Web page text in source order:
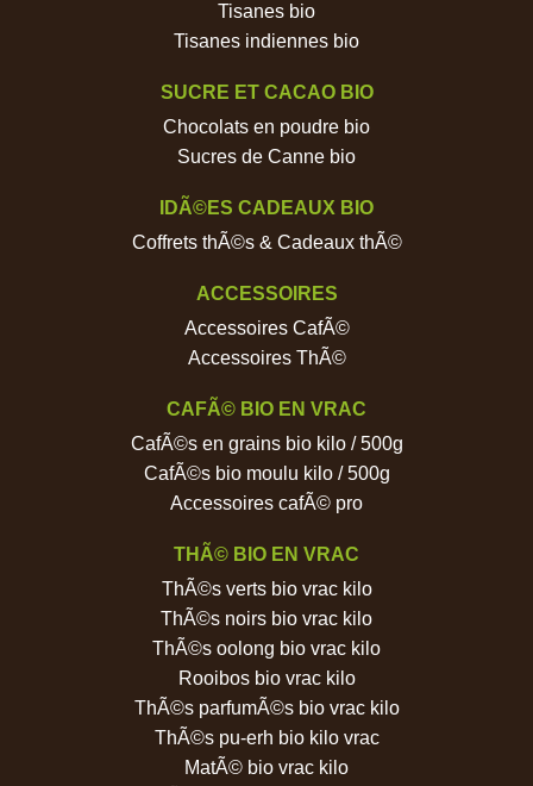
Tisanes bio
Tisanes indiennes bio
SUCRE ET CACAO BIO
Chocolats en poudre bio
Sucres de Canne bio
IDÃ©ES CADEAUX BIO
Coffrets thÃ©s & Cadeaux thÃ©
ACCESSOIRES
Accessoires CafÃ©
Accessoires ThÃ©
CAFÃ© BIO EN VRAC
CafÃ©s en grains bio kilo / 500g
CafÃ©s bio moulu kilo / 500g
Accessoires cafÃ© pro
THÃ© BIO EN VRAC
ThÃ©s verts bio vrac kilo
ThÃ©s noirs bio vrac kilo
ThÃ©s oolong bio vrac kilo
Rooibos bio vrac kilo
ThÃ©s parfumÃ©s bio vrac kilo
ThÃ©s pu-erh bio kilo vrac
MatÃ© bio vrac kilo